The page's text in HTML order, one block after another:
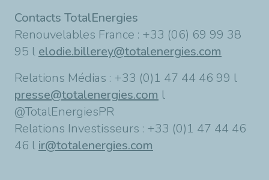
Contacts TotalEnergies
Renouvelables France : +33 (06) 69 99 38
95 l elodie.billerey@totalenergies.com
Relations Médias : +33 (0)1 47 44 46 99 l
presse@totalenergies.com l
@TotalEnergiesPR
Relations Investisseurs : +33 (0)1 47 44 46
46 l ir@totalenergies.com